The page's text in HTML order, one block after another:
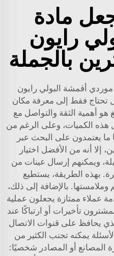
مادة
رايون
بالجملة
موردي أقمشة البولي رايون
تحتاج فقط إلى معرفة مكان
هو أهمية الثقة والتواصل مع
هذه الكميات، وعلى الرغم من
ما يعتمدون على البحث عبر
إلا أنه من الأفضل اختيار
ويمكنهم إرسال عينات من
بهذه الطريقة، يستطيع
بالإضافة إلى ذلك،
عملاء ممتازة يجعلون عملية
تأخيرات أو ارتباكًا عند
يحافظ على قنوات الاتصال
يمكنه تجنب الكثير من
المصانع أو المصادر شخصيًا: